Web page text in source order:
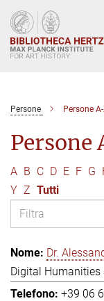
Main-
Content
Persone Persone
Persone
A B C D E F G
Y Z Tutti
Dr.
Digital Humanities
+39 06